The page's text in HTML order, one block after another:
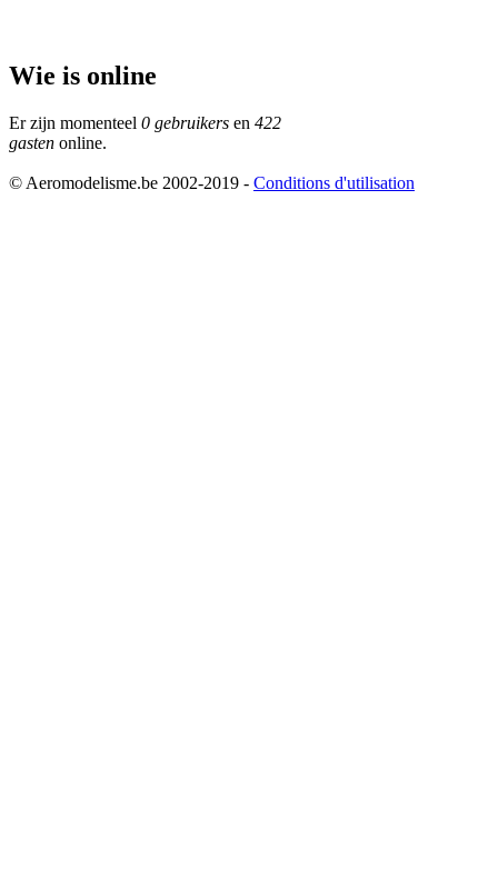
Wie is online
Er zijn momenteel 0 gebruikers en 422
gasten online.
© Aeromodelisme.be 2002-2019 - Conditions d'utilisation